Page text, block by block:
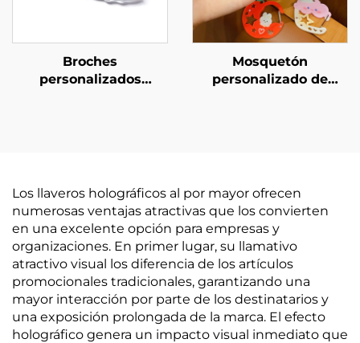
Broches
personalizados
Mosquetón
personalizado de
Los llaveros holográficos al por mayor ofrecen
numerosas ventajas atractivas que los convierten
en una excelente opción para empresas y
organizaciones. En primer lugar, su llamativo
atractivo visual los diferencia de los artículos
promocionales tradicionales, garantizando una
mayor interacción por parte de los destinatarios y
una exposición prolongada de la marca. El efecto
holográfico genera un impacto visual inmediato que